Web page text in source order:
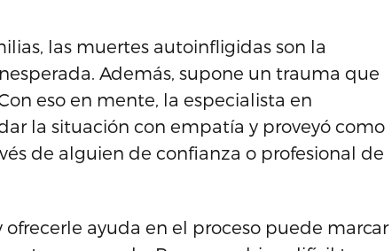
las muertes autoinfligidas son la
Además, supone un trauma que
eso en mente, la especialista en
la situación con empatía y proveyó como
de alguien de confianza o profesional de
ayuda en el proceso puede marcar